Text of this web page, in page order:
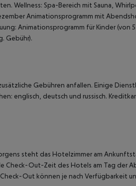
Wellness: Spa-Bereich mit Sauna,
Animationsprogramm mit
Animationsprogramm für Kinder (von 5
Gebühr).
Gebühren anfallen. Einige
englisch, deutsch und russisch.
steht das Hotelzimmer am
Out-Zeit des Hotels am Tag der
Out können je nach Verfügbarkeit